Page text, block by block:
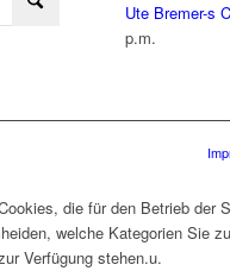
Ute Bremer-s
p.m.
die für den Betrieb der
welche Kategorien Sie
Verfügung stehen.u.